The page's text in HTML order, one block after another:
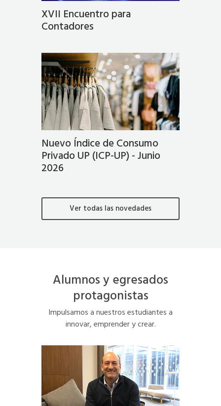
XVII Encuentro para
Contadores
Nuevo Índice de Consumo
Privado UP (ICP-UP) - Junio
2026
Ver todas las novedades
Alumnos y egresados
protagonistas
Impulsamos a nuestros estudiantes a
innovar, emprender y crear.